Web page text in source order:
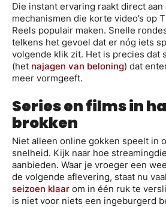
Die instant ervaring raakt direct aan
mechanismen die korte video’s op
Reels populair maken. Snelle
telkens het gevoel dat er nóg iets
volgende klik zit. Het is precies dat
(het najagen van beloning) dat
meer vormgeeft.
Series en films in
brokken
Niet alleen online gokken speelt in
snelheid. Kijk naar hoe
aanbieden. Waar je vroeger een
de volgende aflevering, staat nu
seizoen klaar om in één ruk te
is niet voor niets een ingeburgerd